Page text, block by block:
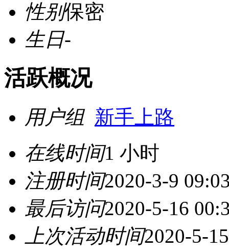
性别保密
生日-
活跃概况
用户组 新手上路
在线时间1 小时
注册时间2020-3-9
最后访问2020-5-16
上次活动时间2020-5-